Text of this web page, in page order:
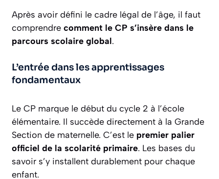
Après avoir défini le cadre légal de l’âge, il faut
comprendre comment le CP s’insère dans le
parcours scolaire global.
L’entrée dans les apprentissages
fondamentaux
Le CP marque le début du cycle 2 à l’école
élémentaire. Il succède directement à la Grande
Section de maternelle. C’est le premier palier
officiel de la scolarité primaire. Les bases du
savoir s’y installent durablement pour chaque
enfant.